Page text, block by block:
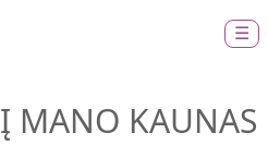
☰
Į MANO KAUNAS